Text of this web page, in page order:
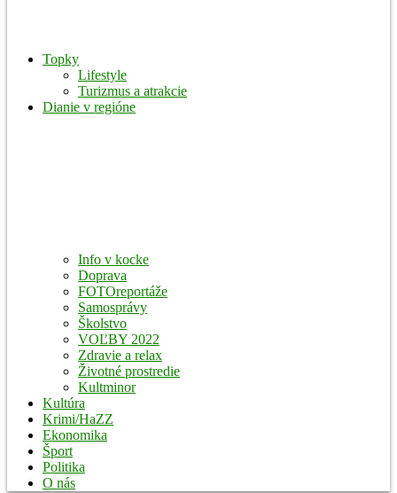
Topky
Lifestyle
Turizmus a atrakcie
Dianie v regióne
Info v kocke
Doprava
FOTOreportáže
Samosprávy
Školstvo
VOĽBY 2022
Zdravie a relax
Životné prostredie
Kultminor
Kultúra
Krimi/HaZZ
Ekonomika
Šport
Politika
O nás